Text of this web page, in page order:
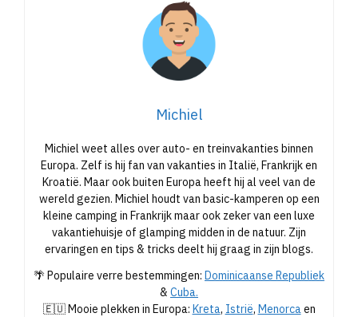
Michiel
Michiel weet alles over auto- en treinvakanties binnen
Europa. Zelf is hij fan van vakanties in Italië, Frankrijk en
Kroatië. Maar ook buiten Europa heeft hij al veel van de
wereld gezien. Michiel houdt van basic-kamperen op een
kleine camping in Frankrijk maar ook zeker van een luxe
vakantiehuisje of glamping midden in de natuur. Zijn
ervaringen en tips & tricks deelt hij graag in zijn blogs.
🌴 Populaire verre bestemmingen: Dominicaanse Republiek
& Cuba.
🇪🇺 Mooie plekken in Europa: Kreta, Istrië, Menorcaen